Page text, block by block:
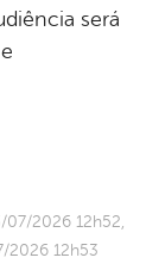
será
2026 12h52,
2026 12h53